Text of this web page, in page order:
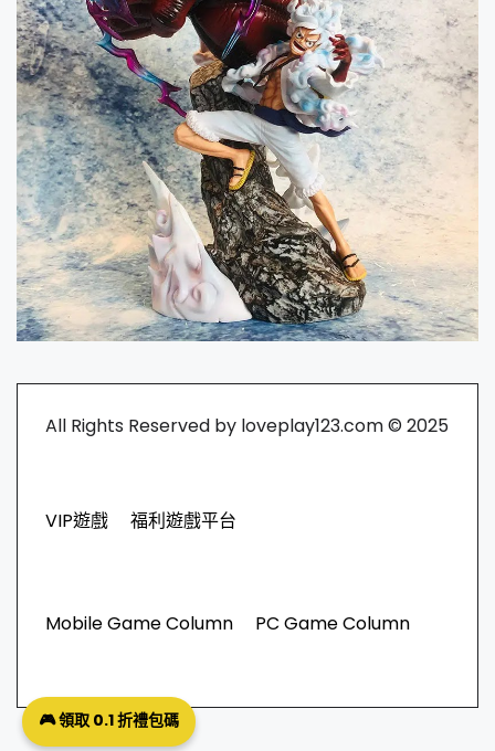
All Rights Reserved by loveplay123.com © 2025
VIP遊戲 福利遊戲平台
Mobile Game Column PC Game Column
🎮 領取 0.1 折禮包碼